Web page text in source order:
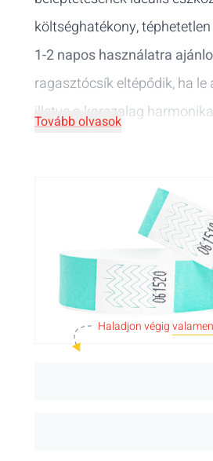
költséghatékony,
1-2 napos használatra
ragasztócsík eltépődik, ha le
illetve a karszalag
megszemélyesítést:
karszalagot, vagy standard
egyszín, vagy full color
gyerek karszalagot. Ha még
környezettudatosabb
válassza a
hulladékmentes
Tovább olvasok
Haladjon végig